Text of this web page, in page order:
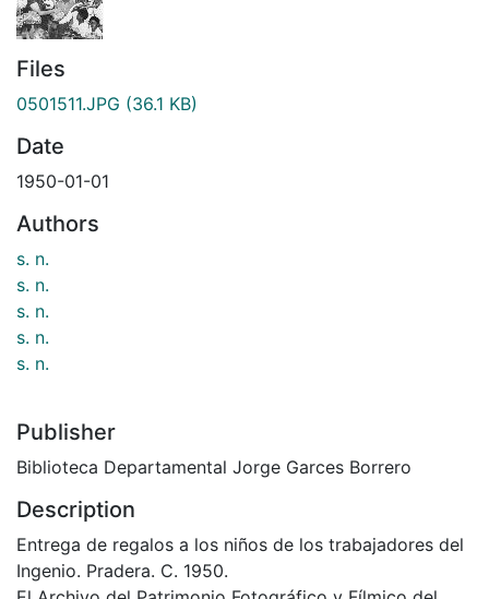
Files
0501511.JPG (36.1 KB)
Date
1950-01-01
Authors
s. n.
s. n.
s. n.
s. n.
s. n.
Publisher
Biblioteca Departamental Jorge Garces Borrero
Description
Entrega de regalos a los niños de los trabajadores del
Ingenio. Pradera. C. 1950.